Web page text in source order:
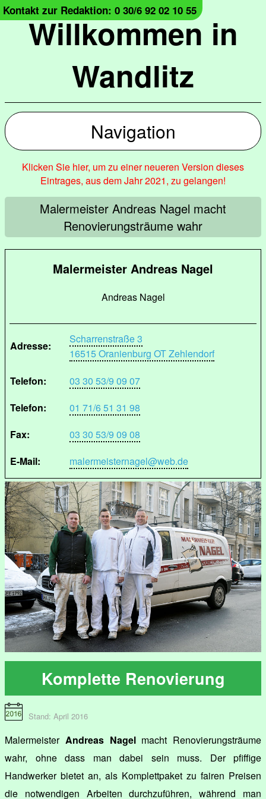
Willkommen in
Wandlitz
Kontakt zur Redaktion: 0 30/6 92 02 10 55
Navigation
Klicken Sie hier, um zu einer neueren Version dieses
Eintrages, aus dem Jahr 2021, zu gelangen!
Malermeister Andreas Nagel macht
Renovierungsträume wahr
Malermeister Andreas Nagel
Andreas Nagel
Adresse:
Scharrenstraße 3
16515 Oranienburg OT Zehlendorf
Telefon:
03 30 53/9 09 07
Telefon:
01 71/6 51 31 98
Fax:
03 30 53/9 09 08
E-Mail:
malermeisternagel@web.de
Komplette Renovierung
Stand: April 2016
Malermeister Andreas Nagelmacht Renovierungsträume
wahr, ohne dass man dabei sein muss. Der pfiffige
Handwerker bietet an, als Komplettpaket zu fairen Preisen
die notwendigen Arbeiten durchzuführen, während man